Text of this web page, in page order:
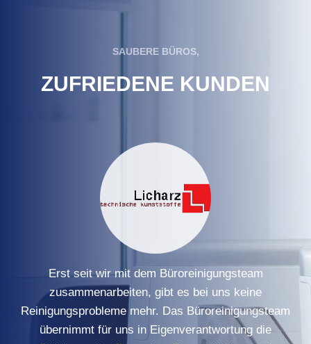
SAUBERE BÜROS,
ZUFRIEDENE KUNDEN
Erst seit wir mit dem Büroreinigungsteam
zusammenarbeiten, gibt es bei uns keine
Reinigungsprobleme mehr. Das Büroreinigungsteam
übernimmt für uns in Eigenverantwortung die